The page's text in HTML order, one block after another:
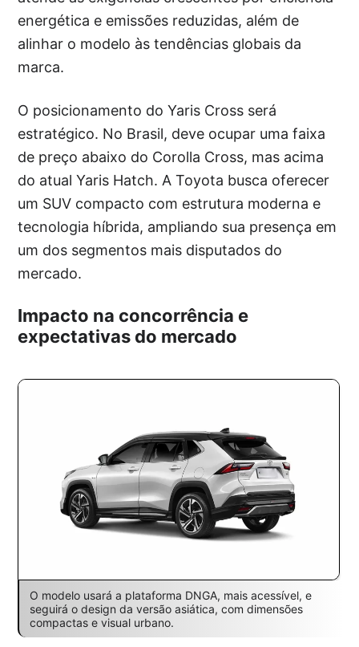
energética e emissões reduzidas, além de
alinhar o modelo às tendências globais da
marca.
O posicionamento do Yaris Cross será
estratégico. No Brasil, deve ocupar uma faixa
de preço abaixo do Corolla Cross, mas acima
do atual Yaris Hatch. A Toyota busca oferecer
um SUV compacto com estrutura moderna e
tecnologia híbrida, ampliando sua presença em
um dos segmentos mais disputados do
mercado.
Impacto na concorrência e
expectativas do mercado
O modelo usará a plataforma DNGA, mais acessível, e
seguirá o design da versão asiática, com dimensões
compactas e visual urbano.